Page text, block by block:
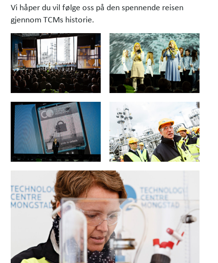
Vi håper du vil følge oss på den spennende reisen
gjennom TCMs historie.